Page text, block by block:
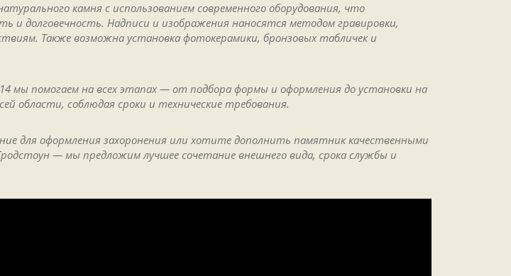
камня с использованием современного оборудования, что
и долговечность. Надписи и изображения наносятся методом гравировки,
Также возможна установка фотокерамики, бронзовых табличек и
мы помогаем на всех этапах — от подбора формы и оформления до установки на
области, соблюдая сроки и технические требования.
для оформления захоронения или хотите дополнить памятник качественными
— мы предложим лучшее сочетание внешнего вида, срока службы и